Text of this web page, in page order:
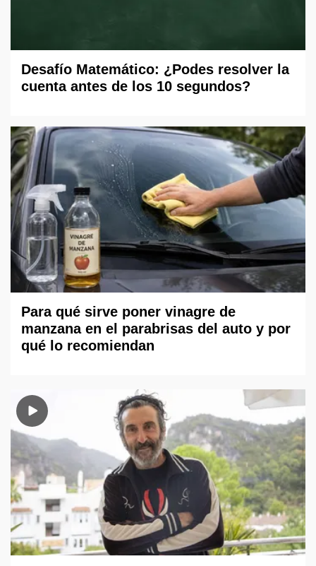
Desafío Matemático: ¿Podes resolver la
cuenta antes de los 10 segundos?
Para qué sirve poner vinagre de
manzana en el parabrisas del auto y por
qué lo recomiendan